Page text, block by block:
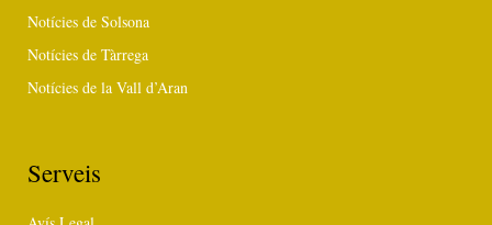
Notícies de Solsona
Notícies de Tàrrega
Notícies de la Vall d’Aran
Serveis